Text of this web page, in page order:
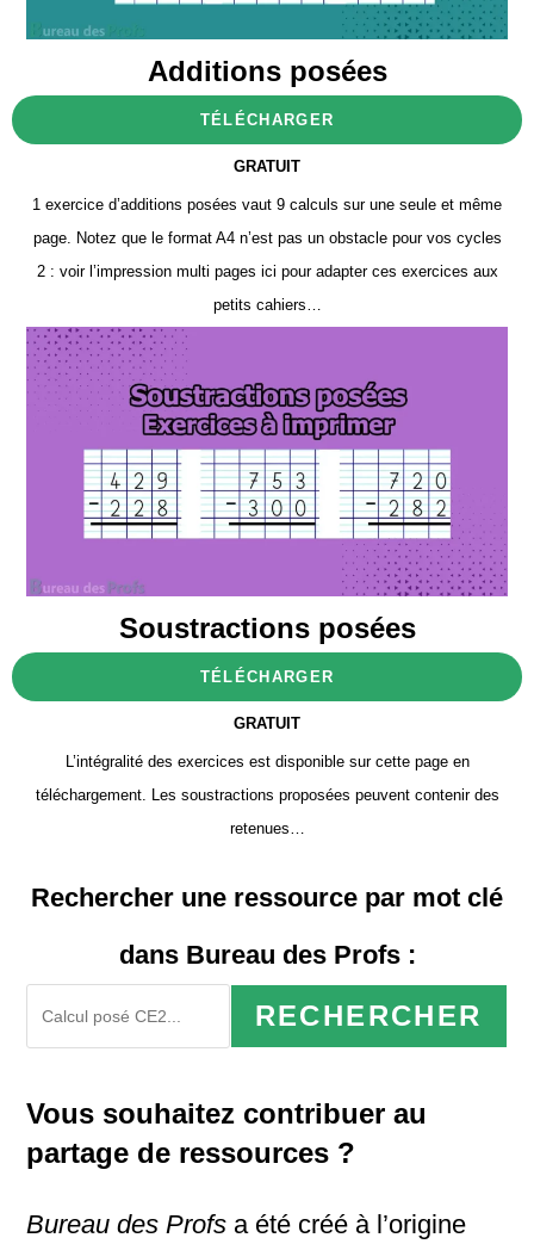
Additions posées
TÉLÉCHARGER
GRATUIT
1 exercice d’additions posées vaut 9 calculs sur une seule et même
page. Notez que le format A4 n’est pas un obstacle pour vos cycles
2 : voir l’impression multi pages ici pour adapter ces exercices aux
petits cahiers…
Soustractions posées
TÉLÉCHARGER
GRATUIT
L’intégralité des exercices est disponible sur cette page en
téléchargement. Les soustractions proposées peuvent contenir des
retenues…
Rechercher une ressource par mot clé
dans Bureau des Profs :
RECHERCHER
Vous souhaitez contribuer au
partage de ressources ?
Bureau des Profs a été créé à l’origine